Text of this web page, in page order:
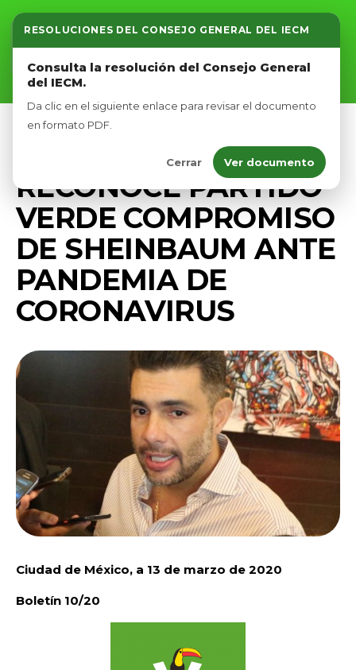
RESOLUCIONES DEL CONSEJO GENERAL DEL IECM
Consulta la resolución del Consejo General
del IECM.
Da clic en el siguiente enlace para revisar el documento
en formato PDF.
Cerrar Ver documento
Inicio
Nosotros
Afíliate
RECONOCE PARTIDO
VERDE COMPROMISO
DE SHEINBAUM ANTE
PANDEMIA DE
CORONAVIRUS
Ciudad de México, a 13 de marzo de 2020
Boletín 10/20